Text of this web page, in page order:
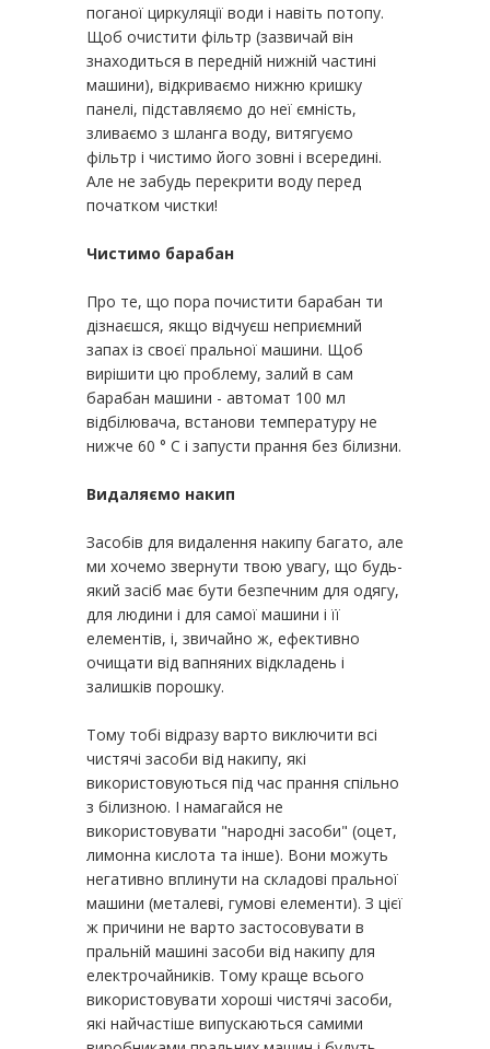
поганої циркуляції води і навіть потопу.
Щоб очистити фільтр (зазвичай він
знаходиться в передній нижній частині
машини), відкриваємо нижню кришку
панелі, підставляємо до неї ємність,
зливаємо з шланга воду, витягуємо
фільтр і чистимо його зовні і всередині.
Але не забудь перекрити воду перед
початком чистки!
Чистимо барабан
Про те, що пора почистити барабан ти
дізнаєшся, якщо відчуєш неприємний
запах із своєї пральної машини. Щоб
вирішити цю проблему, залий в сам
барабан машини - автомат 100 мл
відбілювача, встанови температуру не
нижче 60 ° C і запусти прання без білизни.
Видаляємо накип
Засобів для видалення накипу багато, але
ми хочемо звернути твою увагу, що будь-
який засіб має бути безпечним для одягу,
для людини і для самої машини і її
елементів, і, звичайно ж, ефективно
очищати від вапняних відкладень і
залишків порошку.
Тому тобі відразу варто виключити всі
чистячі засоби від накипу, які
використовуються під час прання спільно
з білизною. І намагайся не
використовувати "народні засоби" (оцет,
лимонна кислота та інше). Вони можуть
негативно вплинути на складові пральної
машини (металеві, гумові елементи). З цієї
ж причини не варто застосовувати в
пральній машині засоби від накипу для
електрочайників. Тому краще всього
використовувати хороші чистячі засоби,
які найчастіше випускаються самими